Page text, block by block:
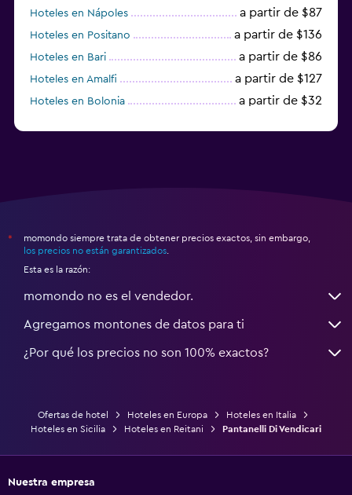
Hoteles en Nápoles a partir de $87
Hoteles en Positano a partir de $136
Hoteles en Bari a partir de $86
Hoteles en Amalfi a partir de $127
Hoteles en Bolonia a partir de $32
*
momondo siempre trata de obtener precios exactos, sin embargo,
los precios no están garantizados
Esta es la razón:
momondo no es el vendedor.
Agregamos montones de datos para ti
¿Por qué los precios no son 100% exactos?
Ofertas de hotel Hoteles en Europa
Hoteles en Italia
Hoteles en Sicilia
Hoteles en Reitani Pantanelli Di Vendicari
Nuestra empresa